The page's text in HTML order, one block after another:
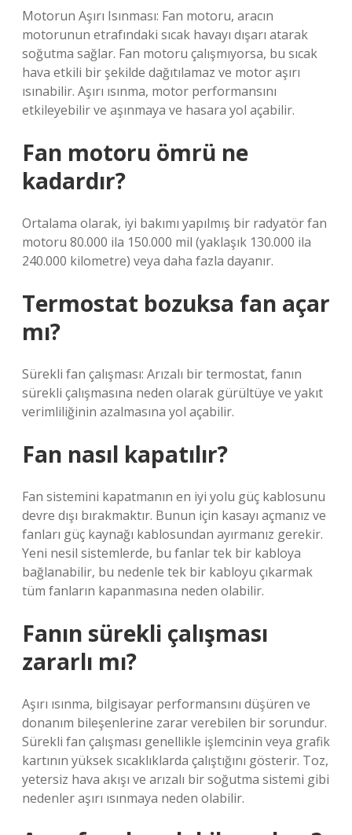
Motorun Aşırı Isınması: Fan motoru, aracın
motorunun etrafındaki sıcak havayı dışarı atarak
soğutma sağlar. Fan motoru çalışmıyorsa, bu sıcak
hava etkili bir şekilde dağıtılamaz ve motor aşırı
ısınabilir. Aşırı ısınma, motor performansını
etkileyebilir ve aşınmaya ve hasara yol açabilir.
Fan motoru ömrü ne
kadardır?
Ortalama olarak, iyi bakımı yapılmış bir radyatör fan
motoru 80.000 ila 150.000 mil (yaklaşık 130.000 ila
240.000 kilometre) veya daha fazla dayanır.
Termostat bozuksa fan açar
mı?
Sürekli fan çalışması: Arızalı bir termostat, fanın
sürekli çalışmasına neden olarak gürültüye ve yakıt
verimliliğinin azalmasına yol açabilir.
Fan nasıl kapatılır?
Fan sistemini kapatmanın en iyi yolu güç kablosunu
devre dışı bırakmaktır. Bunun için kasayı açmanız ve
fanları güç kaynağı kablosundan ayırmanız gerekir.
Yeni nesil sistemlerde, bu fanlar tek bir kabloya
bağlanabilir, bu nedenle tek bir kabloyu çıkarmak
tüm fanların kapanmasına neden olabilir.
Fanın sürekli çalışması
zararlı mı?
Aşırı ısınma, bilgisayar performansını düşüren ve
donanım bileşenlerine zarar verebilen bir sorundur.
Sürekli fan çalışması genellikle işlemcinin veya grafik
kartının yüksek sıcaklıklarda çalıştığını gösterir. Toz,
yetersiz hava akışı ve arızalı bir soğutma sistemi gibi
nedenler aşırı ısınmaya neden olabilir.